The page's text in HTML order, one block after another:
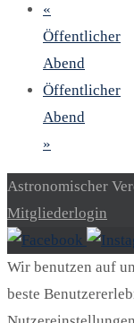
«
Öffentlicher
Abend
Öffentlicher
Abend
»
Astronomischer
Mitgliederlogin
Wir benutzen auf
beste